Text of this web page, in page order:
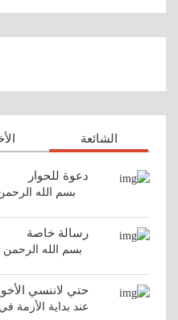
الشائعة
دعوة للحوار
بسم الله
رسالة خاصة
بسم الله الرحمن
حتي لاننسي
عند بداية الأزمة في